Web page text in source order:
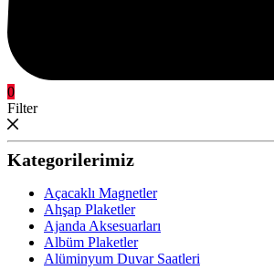
0
Filter
Kategorilerimiz
Açacaklı Magnetler
Ahşap Plaketler
Ajanda Aksesuarları
Albüm Plaketler
Alüminyum Duvar Saatleri